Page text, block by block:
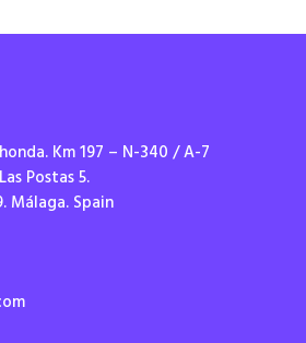
Km 197 – N-340 / A-7
Postas 5.
Málaga. Spain